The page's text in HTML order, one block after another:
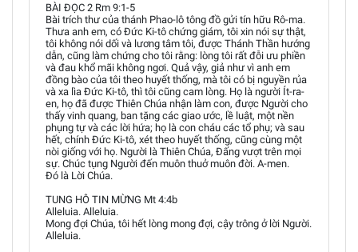
BÀI ĐỌC 2 Rm 9:1-5
Bài trích thư của thánh Phao-lô tông đồ gửi tín hữu Rô-ma.
Thưa anh em, có Đức Ki-tô chứng giám, tôi xin nói sự thật,
tôi không nói dối và lương tâm tôi, được Thánh Thần hướng
dẫn, cũng làm chứng cho tôi rằng: lòng tôi rất đỗi ưu phiền
và đau khổ mãi không ngơi. Quả vậy, giả như vì anh em
đồng bào của tôi theo huyết thống, mà tôi có bị nguyền rủa
và xa lìa Đức Ki-tô, thì tôi cũng cam lòng. Họ là người Ít-ra-
en, họ đã được Thiên Chúa nhận làm con, được Người cho
thấy vinh quang, ban tặng các giao ước, lề luật, một nền
phụng tự và các lời hứa; họ là con cháu các tổ phụ; và sau
hết, chính Đức Ki-tô, xét theo huyết thống, cũng cùng một
nòi giống với họ. Người là Thiên Chúa, Đấng vượt trên mọi
sự. Chúc tụng Người đến muôn thuở muôn đời. A-men.
Đó là Lời Chúa.
TUNG HÔ TIN MỪNG Mt 4:4b
Alleluia. Alleluia.
Mong đợi Chúa, tôi hết lòng mong đợi, cậy trông ở lời Người.
Alleluia.